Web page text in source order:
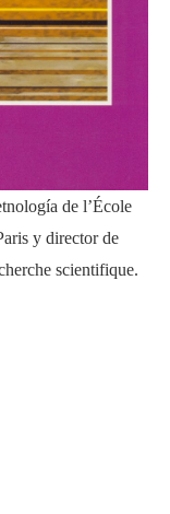
de l’École
y director de
scientifique.